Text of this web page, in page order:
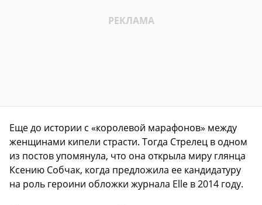
Еще до истории с «королевой марафонов» между
женщинами кипели страсти. Тогда Стрелец в одном
из постов упомянула, что она открыла миру глянца
Ксению Собчак, когда предложила ее кандидатуру
на роль героини обложки журнала Elle в 2014 году.